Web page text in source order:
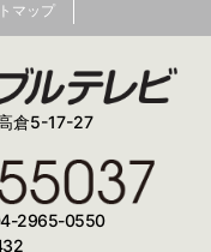
マップ
倉5-17-27
2965-0550